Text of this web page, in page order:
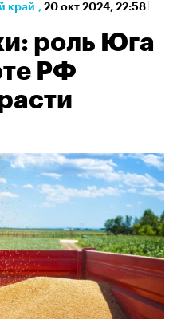
край , 20 окт 2024, 22:58
роль Юга
РФ